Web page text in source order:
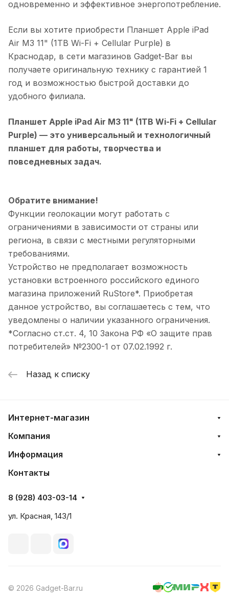
одновременно и эффективное энергопотребление.
Если вы хотите приобрести Планшет Apple iPad
Air M3 11" (1TB Wi-Fi + Cellular Purple) в
Краснодар, в сети магазинов Gadget-Bar вы
получаете оригинальную технику с гарантией 1
год и возможностью быстрой доставки до
удобного филиала.
Планшет Apple iPad Air M3 11" (1TB Wi-Fi + Cellular
Purple) — это универсальный и технологичный
планшет для работы, творчества и
повседневных задач.
Обратите внимание!
Функции геолокации могут работать с
ограничениями в зависимости от страны или
региона, в связи с местными регуляторными
требованиями.
Устройство не предполагает возможность
установки встроенного российского единого
магазина приложений RuStore*. Приобретая
данное устройство, вы соглашаетесь с тем, что
уведомлены о наличии указанного ограничения.
*Согласно ст.ст. 4, 10 Закона РФ «О защите прав
потребителей» №2300-1 от 07.02.1992 г.
Назад к списку
Интернет-магазин
Компания
Информация
Контакты
8 (928) 403-03-14
ул. Красная, 143/1
© 2026 Gadget-Bar.ru